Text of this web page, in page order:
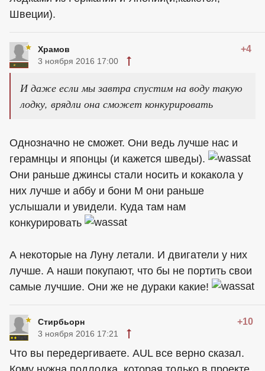
Швеции).
Храмов +4
3 ноября 2016 17:00
И даже если мы завтра спустим на воду такую
лодку, врядли она сможет конкурировать
Однозначно не сможет. Они ведь лучше нас и
герамнцы и японцы (и кажется шведы).
Они раньше джинсы стали носить и кокакола у
них лучше и аббу и бони М они раньше
услышали и увидели. Куда там нам
конкурировать
А некоторые на Луну летали. И двигатели у них
лучше. А наши покупают, что бы не портить свои
самые лучшие. Они же не дураки какие!
Стирбьорн +10
3 ноября 2016 17:21
Что вы передергиваете. AUL все верно сказал.